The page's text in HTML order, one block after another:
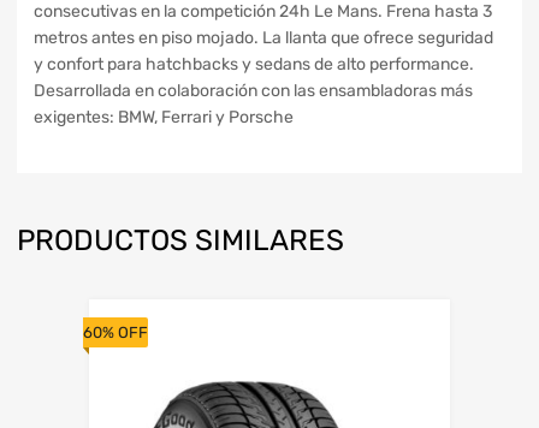
consecutivas en la competición 24h Le Mans. Frena hasta 3
metros antes en piso mojado. La llanta que ofrece seguridad
y confort para hatchbacks y sedans de alto performance.
Desarrollada en colaboración con las ensambladoras más
exigentes: BMW, Ferrari y Porsche
PRODUCTOS SIMILARES
60% OFF